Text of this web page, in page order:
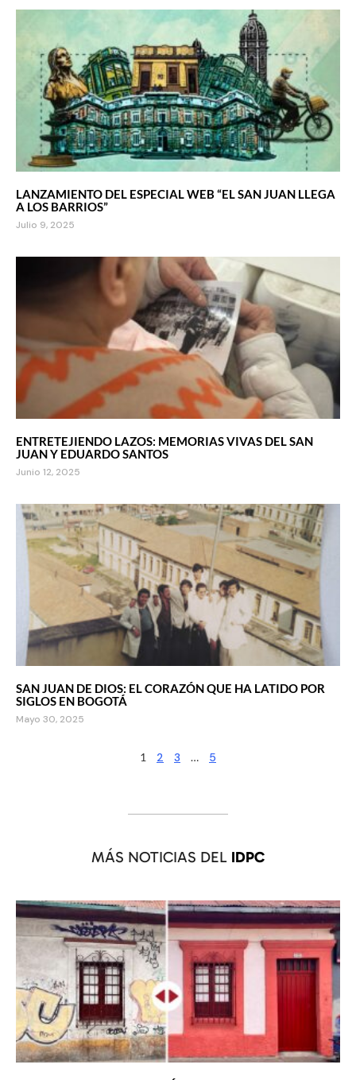
LANZAMIENTO DEL ESPECIAL WEB “EL SAN JUAN LLEGA
A LOS BARRIOS”
Julio 9, 2025
ENTRETEJIENDO LAZOS: MEMORIAS VIVAS DEL SAN
JUAN Y EDUARDO SANTOS
Junio 12, 2025
SAN JUAN DE DIOS: EL CORAZÓN QUE HA LATIDO POR
SIGLOS EN BOGOTÁ
Mayo 30, 2025
1 2 3 … 5
MÁS NOTICIAS DEL IDPC